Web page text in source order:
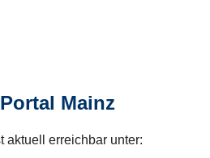
Mainz
aktuell erreichbar unter: